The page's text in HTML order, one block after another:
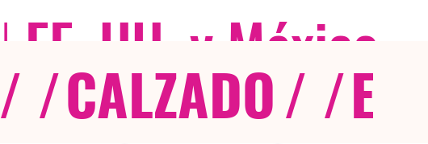
| EE. UU. y México
/ /CALZADO/ /